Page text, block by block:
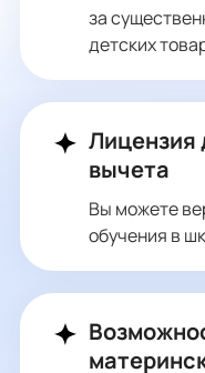
за
детских
Лицензия
вычета
Вы можете
обучения в